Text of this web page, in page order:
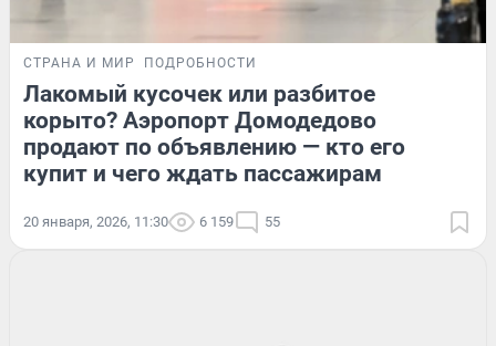
СТРАНА И МИР ПОДРОБНОСТИ
Лакомый кусочек или разбитое
корыто? Аэропорт Домодедово
продают по объявлению — кто его
купит и чего ждать пассажирам
20 января, 2026, 11:30 6 159 55